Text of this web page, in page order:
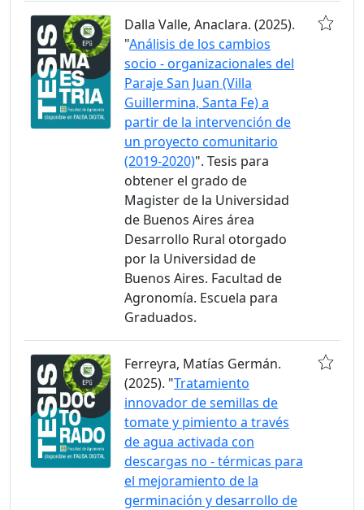
Dalla Valle, Anaclara. (2025).
"Análisis de los cambios
socio - organizacionales del
Paraje San Juan (Villa
Guillermina, Santa Fe) a
partir de la intervención de
un proyecto comunitario
(2019-2020)". Tesis para
obtener el grado de
Magister de la Universidad
de Buenos Aires área
Desarrollo Rural otorgado
por la Universidad de
Buenos Aires. Facultad de
Agronomía. Escuela para
Graduados.
Ferreyra, Matías Germán.
(2025). "Tratamiento
innovador de semillas de
tomate y pimiento a través
de agua activada con
descargas no - térmicas para
el mejoramiento de la
germinación y desarrollo de